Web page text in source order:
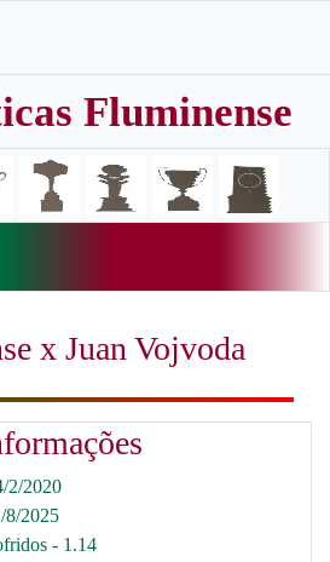
Fluminense
x Juan Vojvoda
2/2020
8/2025
- 1.14